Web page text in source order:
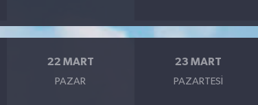
22 MART
PAZAR
23 MART
PAZARTESI